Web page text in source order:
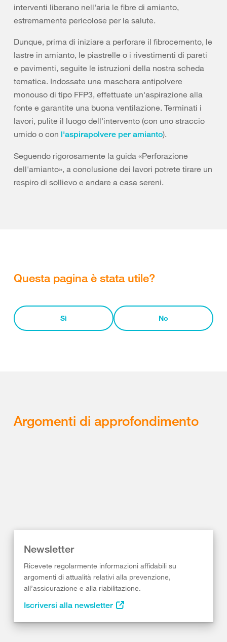
interventi liberano nell'aria le fibre di amianto,
estremamente pericolose per la salute.
Dunque, prima di iniziare a perforare il fibrocemento, le
lastre in amianto, le piastrelle o i rivestimenti di pareti
e pavimenti, seguite le istruzioni della nostra scheda
tematica. Indossate una maschera antipolvere
monouso di tipo FFP3, effettuate un'aspirazione alla
fonte e garantite una buona ventilazione. Terminati i
lavori, pulite il luogo dell'intervento (con uno straccio
umido o con l'aspirapolvere per amianto).
Seguendo rigorosamente la guida «Perforazione
dell'amianto», a conclusione dei lavori potrete tirare un
respiro di sollievo e andare a casa sereni.
Questa pagina è stata utile?
Sì No
Argomenti di approfondimento
Newsletter
Ricevete regolarmente informazioni affidabili su
argomenti di attualità relativi alla prevenzione,
all’assicurazione e alla riabilitazione.
Iscriversi alla newsletter